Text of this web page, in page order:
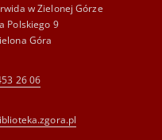
w Zielonej Górze
Polskiego 9
Góra
26 06